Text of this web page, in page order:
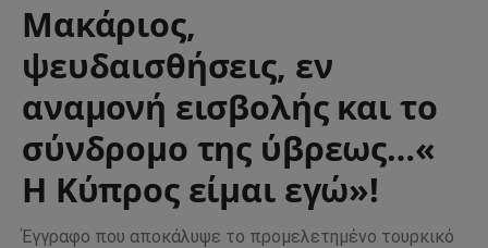
Μακάριος,
ψευδαισθήσεις, εν
αναμονή εισβολής και το
σύνδρομο της ύβρεως…«
Η Κύπρος είμαι εγώ»!
Έγγραφο που αποκάλυψε το προμελετημένο τουρκικό